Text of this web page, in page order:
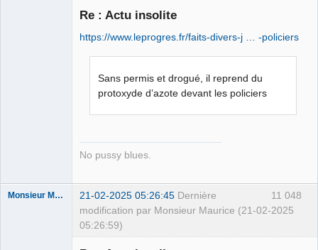
Re : Actu insolite
https://www.leprogres.fr/faits-divers-j … -policiers
Sans permis et drogué, il reprend du
protoxyde d’azote devant les policiers
No pussy blues.
11 048
Monsieur Maurice 21-02-2025 05:26:45 Dernière
modification par Monsieur Maurice (21-02-2025
05:26:59)